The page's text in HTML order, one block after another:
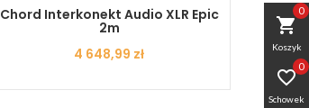
Chord Interkonekt Audio XLR Epic
2m
Cena
4 648,99 zł
shopping_cart
Koszyk
0

Schowek
0